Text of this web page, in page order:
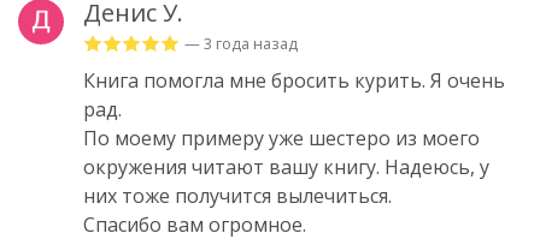
Денис У.
— 3 года назад
Книга помогла мне бросить курить. Я очень
рад.
По моему примеру уже шестеро из моего
окружения читают вашу книгу. Надеюсь, у
них тоже получится вылечиться.
Спасибо вам огромное.